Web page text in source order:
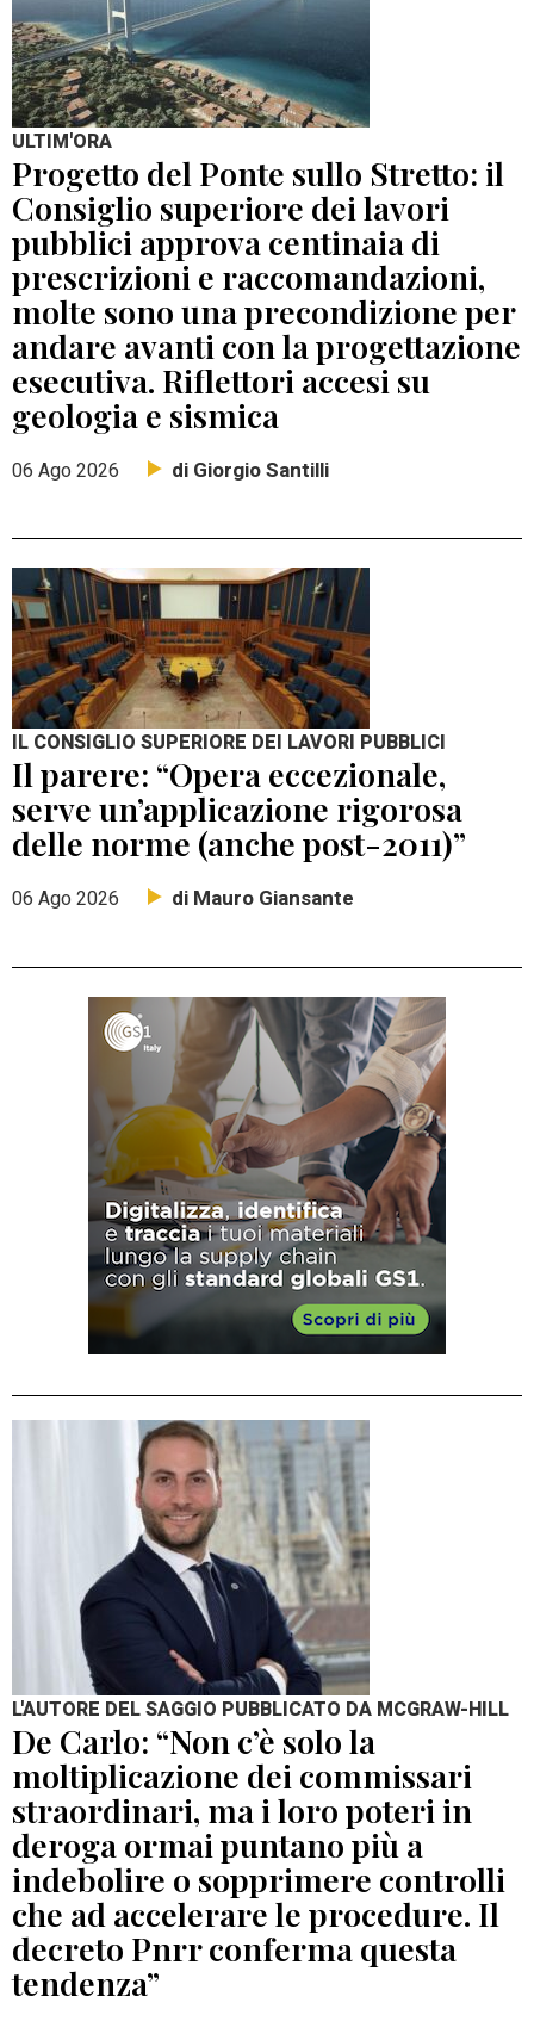
ULTIM'ORA
Progetto del Ponte sullo Stretto: il
Consiglio superiore dei lavori
pubblici approva centinaia di
prescrizioni e raccomandazioni,
molte sono una precondizione per
andare avanti con la progettazione
esecutiva. Riflettori accesi su
geologia e sismica
06 Ago 2026 di Giorgio Santilli
IL CONSIGLIO SUPERIORE DEI LAVORI PUBBLICI
Il parere: “Opera eccezionale,
serve un’applicazione rigorosa
delle norme (anche post-2011)”
06 Ago 2026 di Mauro Giansante
L'AUTORE DEL SAGGIO PUBBLICATO DA MCGRAW-HILL
De Carlo: “Non c’è solo la
moltiplicazione dei commissari
straordinari, ma i loro poteri in
deroga ormai puntano più a
indebolire o sopprimere controlli
che ad accelerare le procedure. Il
decreto Pnrr conferma questa
tendenza”